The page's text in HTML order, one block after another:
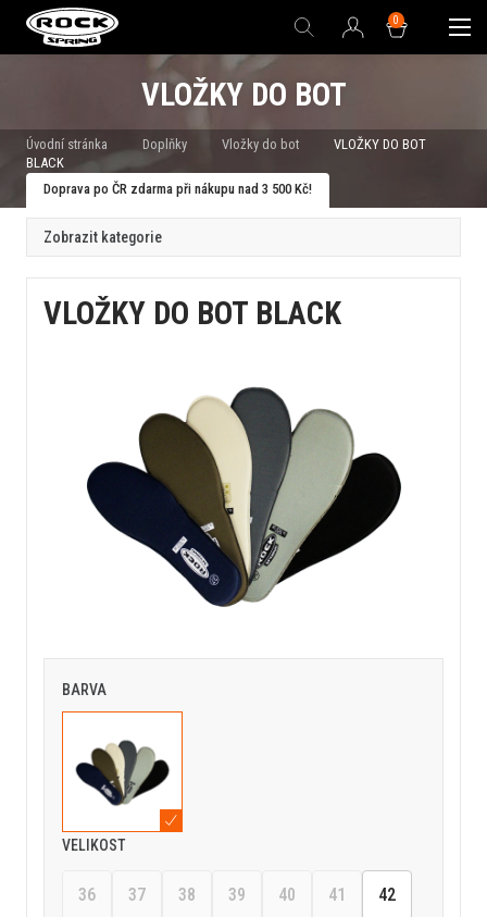
0
VLOŽKY DO BOT
Úvodní stránka Doplňky Vložky do bot
VLOŽKY DO BOT
BLACK
Doprava po ČR zdarma při nákupu nad 3 500 Kč!
VLOŽKY DO BOT BLACK
BARVA
VELIKOST
36 37 38 39 40 41 42
Zobrazit kategorie